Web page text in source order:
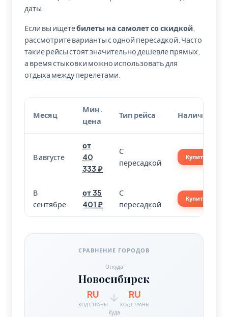
даты.
Если вы ищетебилеты на самолет со скидкой
рассмотрите варианты с одной пересадкой. Часто
такие рейсы стоят значительно дешевле прямых,
а время стыковки можно использовать для
отдыха между перелетами.
Месяц
Мин.
цена
Тип рейса Наличие
В августе
от
40
333 ₽
С
пересадкой
Купить
В
сентябре
от 35
401 ₽
С
пересадкой
Купить
СРАВНЕНИЕ ГОРОДОВ
Откуда
Новосибирск
RU
КОД СТРАНЫ
RU
КОД СТРАНЫ
Куда